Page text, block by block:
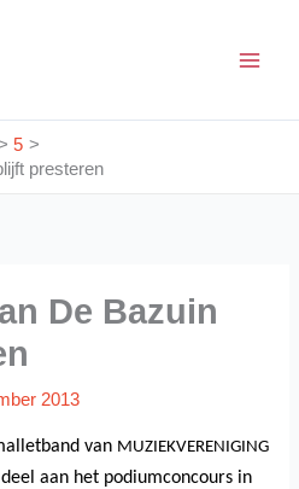
5
presteren
De Bazuin
2013
van MUZIEKVERENIGING
aan het podiumconcours in